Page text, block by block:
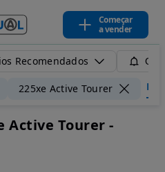
Começar
a vender
Recomendados
225xe Active Tourer
Active Tourer -